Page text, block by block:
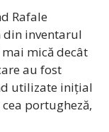
Rafale
din inventarul
mică decât
au fost
utilizate inițial
portugheză,